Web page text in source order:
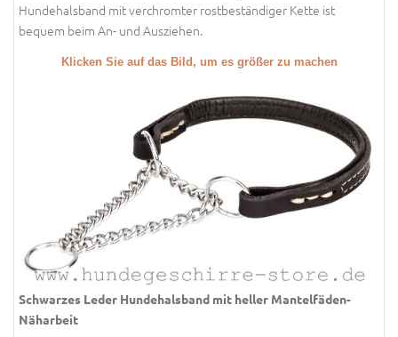
Hundehalsband mit verchromter rostbeständiger Kette ist
bequem beim An- und Ausziehen.
Klicken Sie auf das Bild, um es größer zu machen
Schwarzes Leder Hundehalsband mit heller Mantelfäden-
Näharbeit